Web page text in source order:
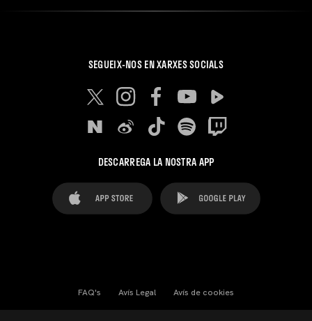
SEGUEIX-NOS EN XARXES SOCIALS
DESCARREGA LA NOSTRA APP
FAQ's Avís Legal Avís de cookies